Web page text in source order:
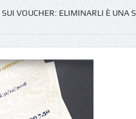
VOUCHER: ELIMINARLI È UNA